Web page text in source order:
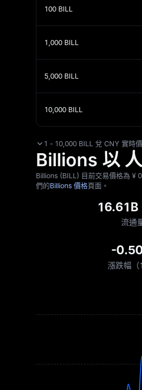
100 BILL
1,000 BILL
5,000 BILL
10,000 BILL
1 - 10,000 BILL 兌 CNY 實時
Billions 以
Billions (BILL) 目前交易價格為 ¥‎
們的Billions 價格頁面。
16.61B
流通
-
漲跌幅（